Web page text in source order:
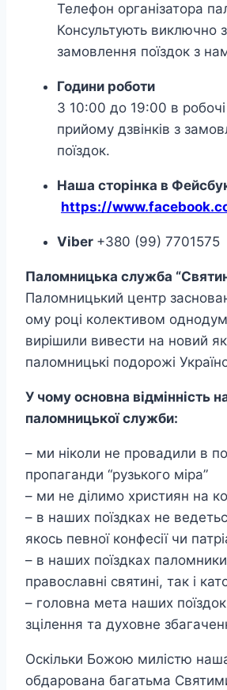
Телефон організатора
Консультують виключно
замовлення поїздок з
Години роботи
З 10:00 до 19:00 в робочі
прийому дзвінків з
поїздок.
Наша сторінка в
https://
Viber +380 (99) 7701575
Паломницька служба
Паломницький центр
ому році колективом
вирішили вивести на новий
паломницькі подорожі
У чому основна відмінність
паломницької служби:
– ми ніколи не провадили в
пропаганди “рузького міра”
– ми не ділимо християн на
– в наших поїздках не
якось певної конфесії чи
– в наших поїздках
православні святині, так і
– головна мета наших
зцілення та духовне
Оскільки Божою милістю
обдарована багатьма